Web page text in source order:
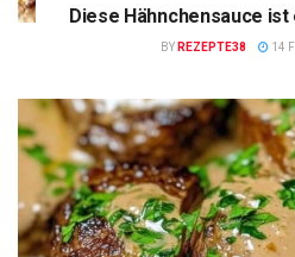
Diese Hähnchensauce
BY REZEPTE38 14